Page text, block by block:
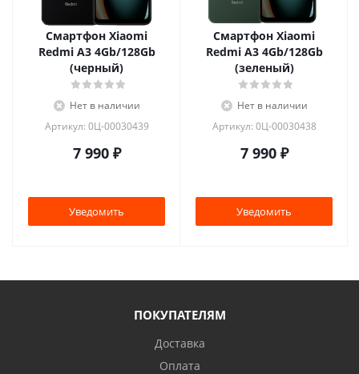
Смартфон Xiaomi
Redmi A3 4Gb/128Gb
(черный)
Нет в наличии
Артикул: 0Ц-00030439
7 990₽
Уведомить
Смартфон Xiaomi
Redmi A3 4Gb/128Gb
(зеленый)
Нет в наличии
Артикул: 0Ц-00030438
7 990₽
Уведомить
ПОКУПАТЕЛЯМ
Доставка
Оплата